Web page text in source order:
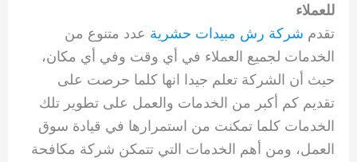
للعملاء
تقدم شركة رش مبيدات حشرية عدد متنوع من
الخدمات لجميع العملاء في أي وقت وفي أي مكان،
حيث أن الشركة تعلم جيدا انها كلما حرصت على
تقديم كم أكبر من الخدمات والعمل على تطوير تلك
الخدمات كلما تمكنت من استمرارها في قيادة سوق
العمل، ومن أهم الخدمات التي تتمكن شركة مكافحة